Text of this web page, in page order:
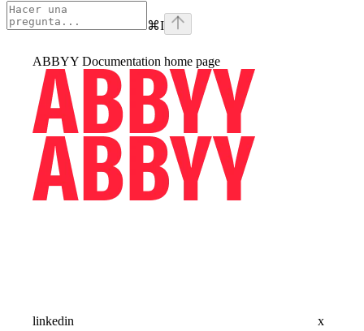
⌘I
ABBYY Documentation home page
linkedin x